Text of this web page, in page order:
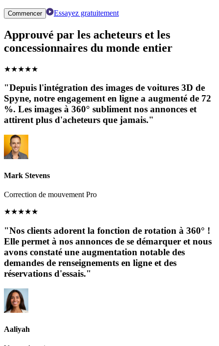
Commencer Essayez gratuitement
Approuvé par les acheteurs et les
concessionnaires du monde entier
★★★★★
"Depuis l'intégration des images de voitures 3D de
Spyne, notre engagement en ligne a augmenté de 72
%. Les images à 360° subliment nos annonces et
attirent plus d'acheteurs que jamais."
Mark Stevens
Correction de mouvement Pro
★★★★★
"Nos clients adorent la fonction de rotation à 360° !
Elle permet à nos annonces de se démarquer et nous
avons constaté une augmentation notable des
demandes de renseignements en ligne et des
réservations d'essais."
Aaliyah